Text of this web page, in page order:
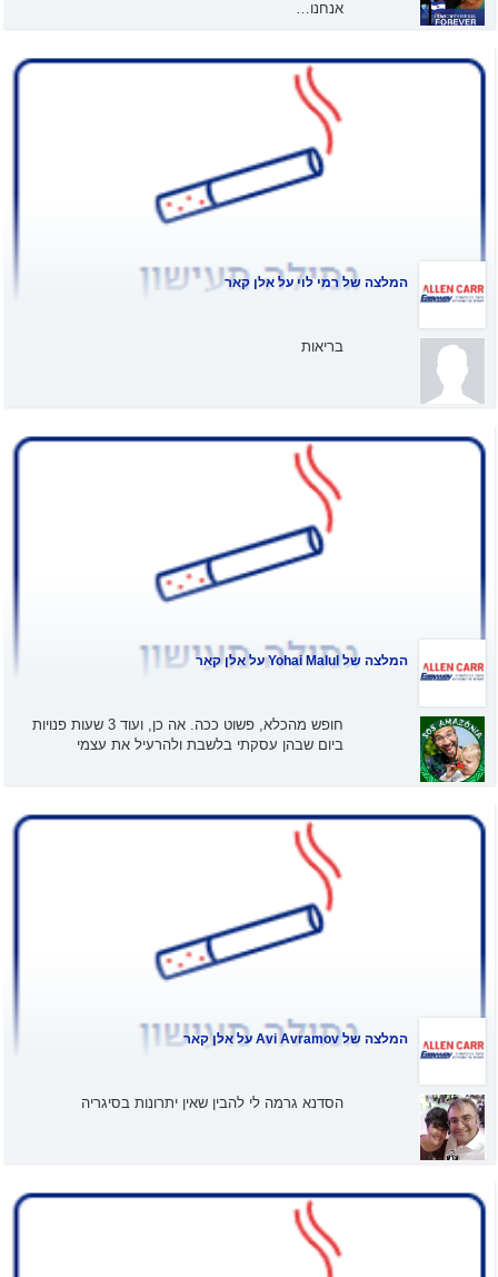
אנחנו…
המלצה של רמי לויעל אלן קאר
בריאות
המלצה של על אלן קאר
חופש מהכלא, פשוט ככה. אה כן, ועוד 3 שעות פנויות
ביום שבהן עסקתי בלשבת ולהרעיל את עצמי
המלצה של על אלן קאר
הסדנא גרמה לי להבין שאין יתרונות בסיגריה